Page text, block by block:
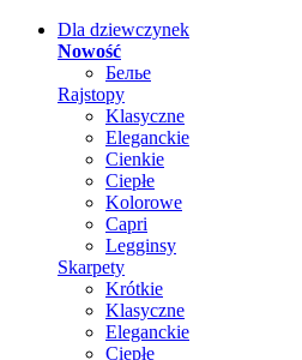
Dla dziewczynek
Nowość
Белье
Rajstopy
Klasyczne
Eleganckie
Cienkie
Ciepłe
Kolorowe
Capri
Legginsy
Skarpety
Krótkie
Klasyczne
Eleganckie
Ciepłe